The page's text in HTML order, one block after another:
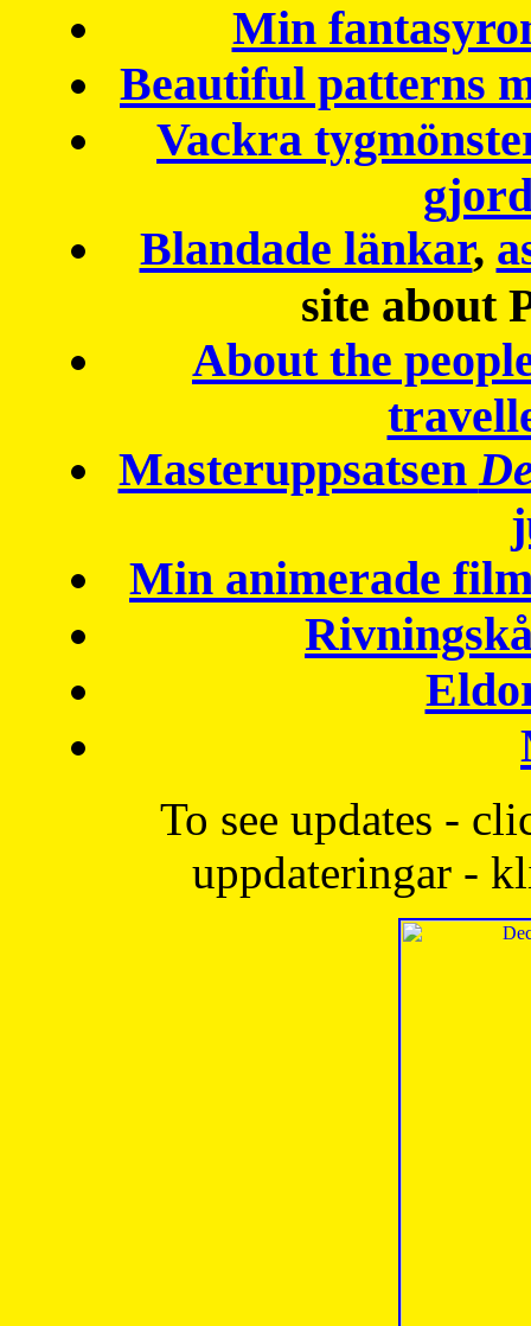
Min
Beautiful patterns
Vackra
Blandade länkar,
site about
About the
Masteruppsatsen
Min animerade
To see updates -
uppdateringar -